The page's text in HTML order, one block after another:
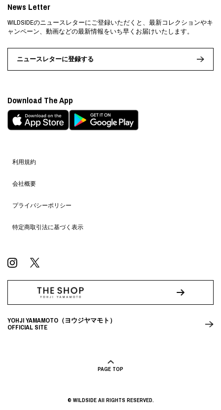
利用規約
会社概要
プライバシーポリシー
特定商取引法に基づく表示
News Letter
WILDSIDEのニュースレターにご登録いただくと、最新コレクションやキ
ャンペーン、動画などの最新情報をいち早くお届けいたします。
ニュースレターに登録する
Download The App
YOHJI YAMAMOTO（ヨウジヤマモト）
OFFICIAL SITE
PAGE TOP
© WILDSIDE All RIGHTS RESERVED.